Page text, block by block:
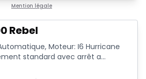
Mention légale
Rebel
Moteur: I6 Hurricane
standard avec arrêt a...